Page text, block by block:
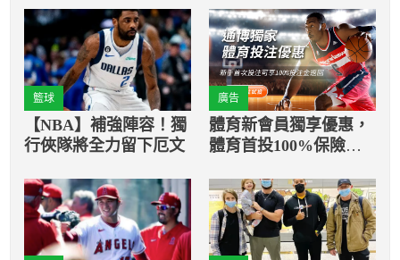
籃球
【NBA】補強陣容！獨
行俠隊將全力留下厄文
廣告
體育新會員獨享優惠，
體育首投100%保險返